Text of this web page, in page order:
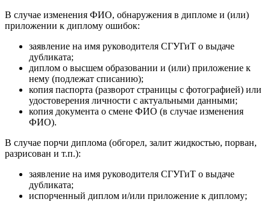
В случае изменения ФИО, обнаружения в дипломе и (или)
приложении к диплому ошибок:
заявление на имя руководителя СГУГиТ о выдаче
дубликата;
диплом о высшем образовании и (или) приложение к
нему (подлежат списанию);
копия паспорта (разворот страницы с фотографией) или
удостоверения личности с актуальными данными;
копия документа о смене ФИО (в случае изменения
ФИО).
В случае порчи диплома (обгорел, залит жидкостью, порван,
разрисован и т.п.):
заявление на имя руководителя СГУГиТ о выдаче
дубликата;
испорченный диплом и/или приложение к диплому;